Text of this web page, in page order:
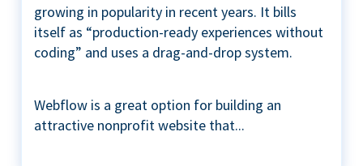
growing in popularity in recent years. It bills
itself as “production-ready experiences without
coding” and uses a drag-and-drop system.
Webflow is a great option for building an
attractive nonprofit website that...